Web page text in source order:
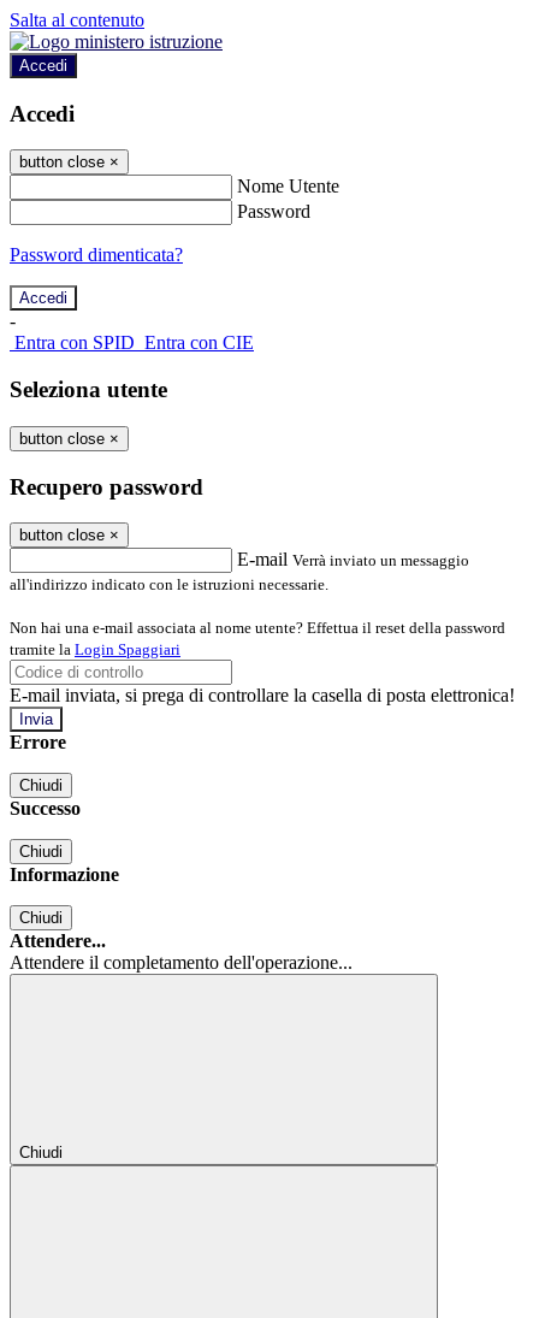
Salta al contenuto
Accedi
Accedi
button close ×
Nome Utente
Password
Password dimenticata?
-
Entra con SPID Entra con CIE
Seleziona utente
button close ×
Recupero password
button close ×
E-mail Verrà inviato un messaggio
all'indirizzo indicato con le istruzioni necessarie.
Non hai una e-mail associata al nome utente? Effettua il reset della password
tramite la Login Spaggiari
E-mail inviata, si prega di controllare la casella di posta elettronica!
Errore
Chiudi
Successo
Chiudi
Informazione
Chiudi
Attendere...
Attendere il completamento dell'operazione...
Chiudi